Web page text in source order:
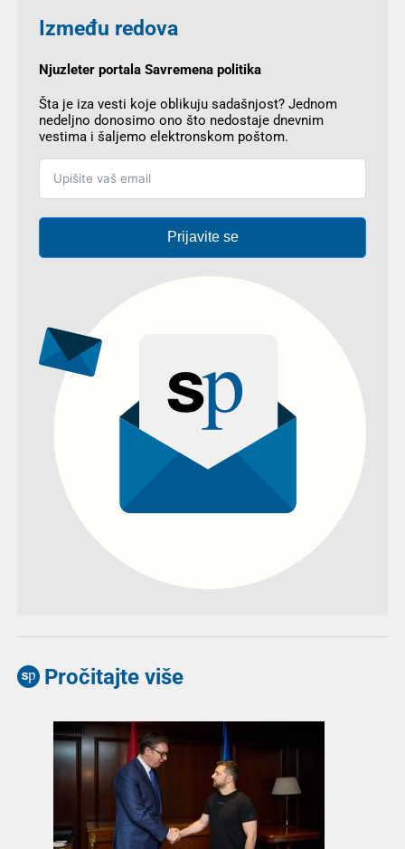
Između redova
Njuzleter portala Savremena politika
Šta je iza vesti koje oblikuju sadašnjost? Jednom
nedeljno donosimo ono što nedostaje dnevnim
vestima i šaljemo elektronskom poštom.
Prijavite se
Pročitajte više